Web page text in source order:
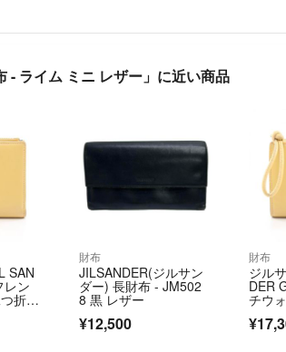
- ライム ミニ レザー」に近い商品
SAN
レン
折り
デ
J07
財布
JILSANDER(ジルサン
ダー) 長財布 - JM502
8 黒 レザー
¥12,500
財布
ジル
DER
チウ
財布
ィー